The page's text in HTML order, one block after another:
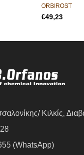
ORBIROST
€
Κιλκίς,
(WhatsApp)